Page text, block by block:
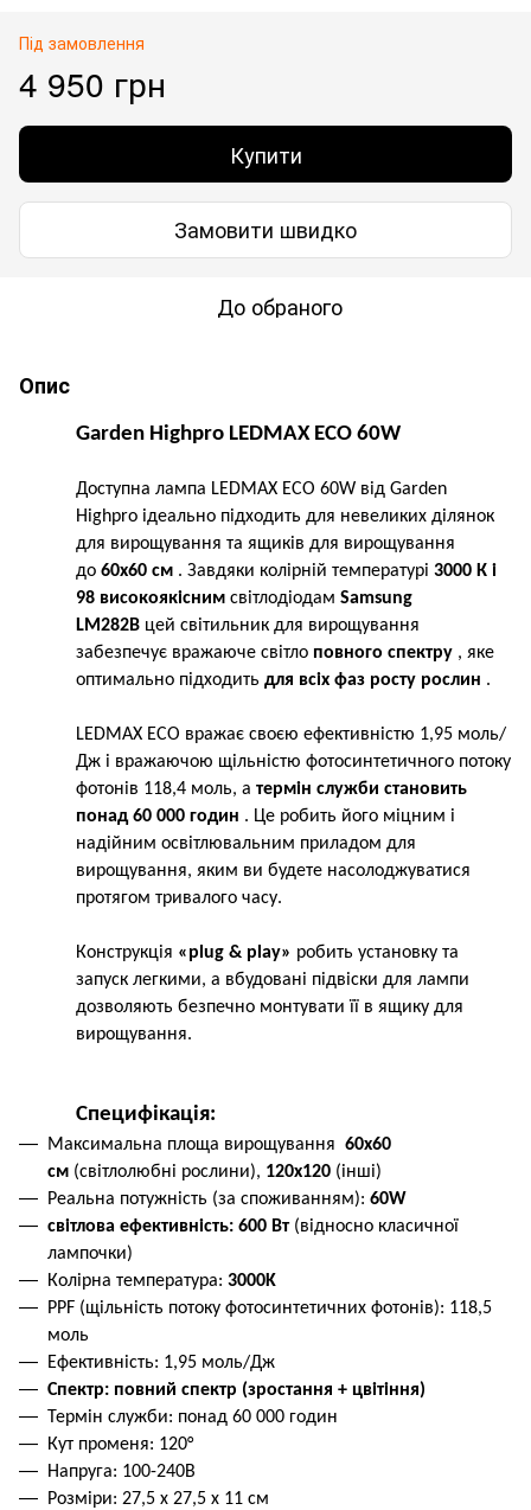
Під замовлення
4 950 грн
Купити
Замовити швидко
До обраного
Опис
Garden Highpro LEDMAX ECO 60W
Доступна лампа LEDMAX ECO 60W від Garden
Highpro ідеально підходить для невеликих ділянок
для вирощування та ящиків для вирощування
до 60x60 см . Завдяки колірній температурі 3000 К і
98 високоякісним світлодіодам Samsung
LM282B цей світильник для вирощування
забезпечує вражаюче світло повного спектру , яке
оптимально підходить для всіх фаз росту рослин .
LEDMAX ECO вражає своєю ефективністю 1,95 моль/
Дж і вражаючою щільністю фотосинтетичного потоку
фотонів 118,4 моль, а термін служби становить
понад 60 000 годин . Це робить його міцним і
надійним освітлювальним приладом для
вирощування, яким ви будете насолоджуватися
протягом тривалого часу.
Конструкція «plug & play» робить установку та
запуск легкими, а вбудовані підвіски для лампи
дозволяють безпечно монтувати її в ящику для
вирощування.
Специфікація:
Максимальна площа вирощування 60х60
см (світлолюбні рослини), 120х120 (інші)
Реальна потужність (за споживанням): 60W
світлова ефективність: 600 Вт (відносно класичної
лампочки)
Колірна температура: 3000K
PPF (щільність потоку фотосинтетичних фотонів): 118,5
моль
Ефективність: 1,95 моль/Дж
Спектр: повний спектр (зростання + цвітіння)
Термін служби: понад 60 000 годин
Кут променя: 120°
Напруга: 100-240В
Розміри: 27,5 х 27,5 х 11 см